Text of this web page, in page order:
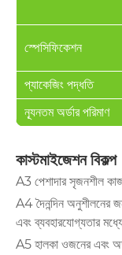
স্পেসিফিকেশন
প্যাকেজিং পদ্ধতি
ন্যূনতম অর্ডার পরিমাণ
কাস্টমাইজেশন বিকল্প
A3 পেশাদার সৃজনশীল
A4 দৈনন্দিন অনুশীলনের
এবং ব্যবহারযোগ্যতার
A5 হালকা ওজনের এবং